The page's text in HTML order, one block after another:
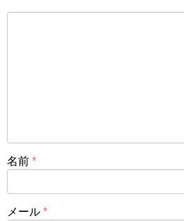
名前 *
メール *